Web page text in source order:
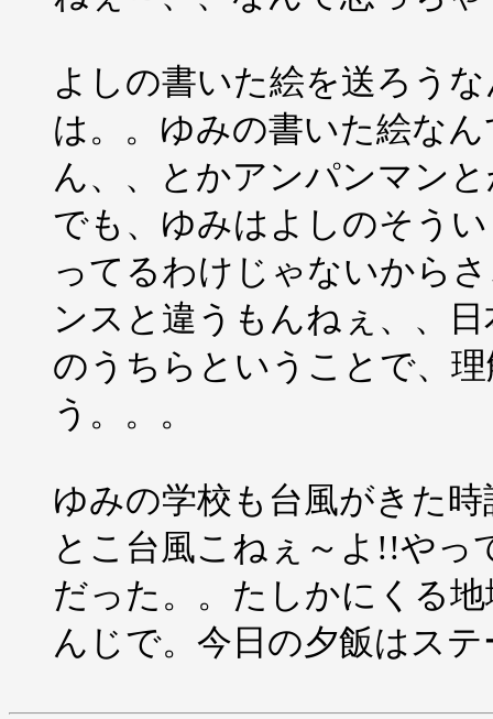
よしの書いた絵を送ろう
は。。ゆみの書いた絵な
ん、、とかアンパンマン
でも、ゆみはよしのそう
ってるわけじゃないから
ンスと違うもんねぇ、、
のうちらということで、
う。。。
ゆみの学校も台風がきた
とこ台風こねぇ～よ!!やっ
だった。。たしかにくる
んじで。今日の夕飯はス